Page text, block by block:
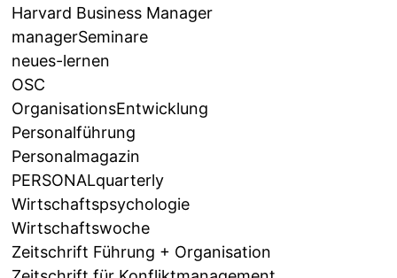
Harvard Business Manager
managerSeminare
neues-lernen
OSC
OrganisationsEntwicklung
Personalführung
Personalmagazin
PERSONALquarterly
Wirtschaftspsychologie
Wirtschaftswoche
Zeitschrift Führung + Organisation